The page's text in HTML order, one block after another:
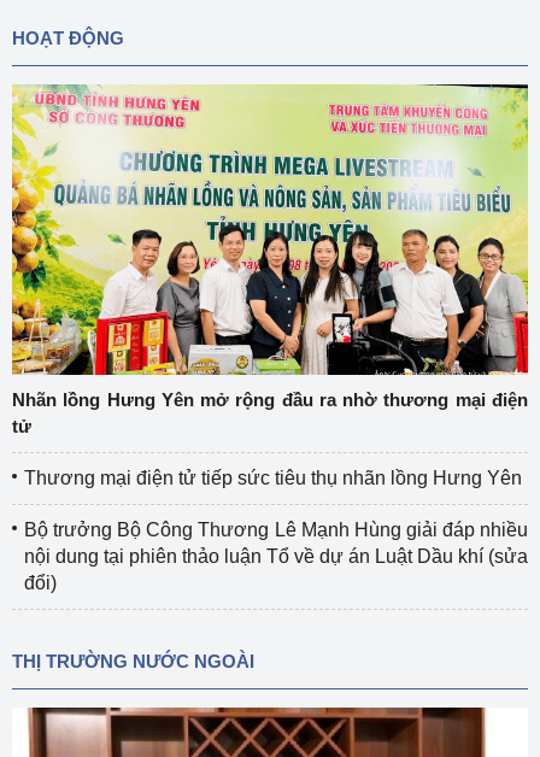
HOẠT ĐỘNG
Nhãn lồng Hưng Yên mở rộng đầu ra nhờ thương mại điện
tử
Thương mại điện tử tiếp sức tiêu thụ nhãn lồng Hưng Yên
Bộ trưởng Bộ Công Thương Lê Mạnh Hùng giải đáp nhiều
nội dung tại phiên thảo luận Tổ về dự án Luật Dầu khí (sửa
đổi)
THỊ TRƯỜNG NƯỚC NGOÀI